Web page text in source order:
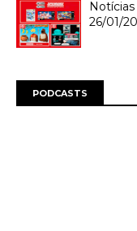
26/01/
PODCASTS